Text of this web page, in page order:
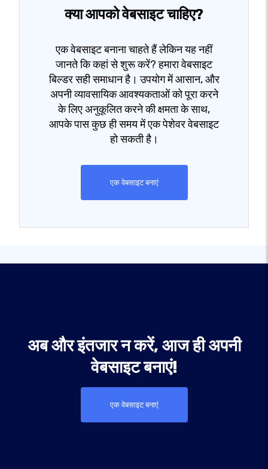
क्या आपको वेबसाइट चाहिए?
एक वेबसाइट बनाना चाहते हैं लेकिन यह नहीं
जानते कि कहां से शुरू करें? हमारा वेबसाइट
बिल्डर सही समाधान है। उपयोग में आसान, और
अपनी व्यावसायिक आवश्यकताओं को पूरा करने
के लिए अनुकूलित करने की क्षमता के साथ,
आपके पास कुछ ही समय में एक पेशेवर वेबसाइट
हो सकती है।
एक वेबसाइट बनाएं
अब और इंतजार न करें, आज ही अपनी
वेबसाइट बनाएं!
एक वेबसाइट बनाएं